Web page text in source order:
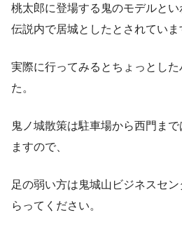
桃太郎に登場する鬼のモデルとい
伝説内で居城としたとされていま
実際に行ってみるとちょっとし
た。
鬼ノ城散策は駐車場から西門ま
ますので、
足の弱い方は鬼城山ビジネスセ
らってください。